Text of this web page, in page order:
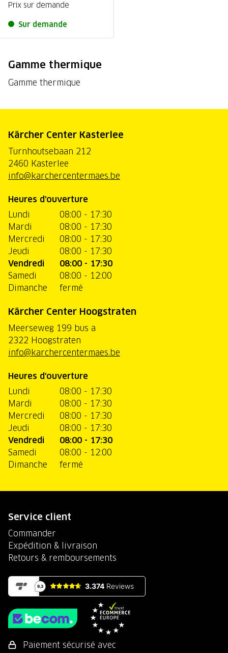
Prix sur demande
Sur demande
Gamme thermique
Gamme thermique
Kärcher Center Kasterlee
Turnhoutsebaan 212
2460 Kasterlee
info@karchercentermaes.be
Heures d'ouverture
Lundi
08:00 - 17:30
Mardi
08:00 - 17:30
Mercredi
08:00 - 17:30
Jeudi
08:00 - 17:30
Vendredi
08:00 - 17:30
Samedi
08:00 - 12:00
Dimanche
fermé
Kärcher Center Hoogstraten
Meerseweg 199 bus a
2322 Hoogstraten
info@karchercentermaes.be
Heures d'ouverture
Lundi
08:00 - 17:30
Mardi
08:00 - 17:30
Mercredi
08:00 - 17:30
Jeudi
08:00 - 17:30
Vendredi
08:00 - 17:30
Samedi
08:00 - 12:00
Dimanche
fermé
Service client
Commander
Expédition & livraison
Retours & remboursements
Paiement sécurisé avec